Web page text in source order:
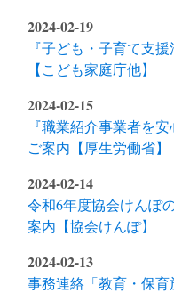
2024-02-19
『子ども・子育て支
【こども家庭庁他】
2024-02-15
『職業紹介事業者を
ご案内【厚生労働省】
2024-02-14
令和6年度協会けんぽ
案内【協会けんぽ】
2024-02-13
事務連絡「教育・保